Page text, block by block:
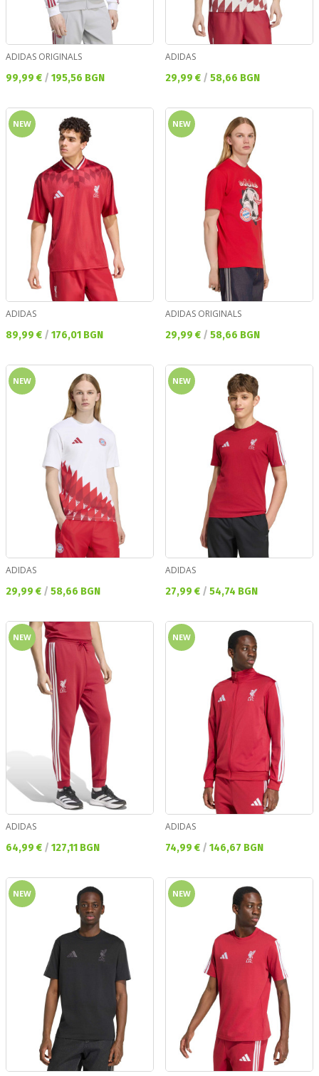
ADIDAS ORIGINALS
Текуща цена:
99,99 € / 195,56 BGN
ADIDAS
Текуща цена:
29,99 € / 58,66 BGN
NEW
ADIDAS
Текуща цена:
89,99 € / 176,01 BGN
NEW
ADIDAS ORIGINALS
Текуща цена:
29,99 € / 58,66 BGN
NEW
ADIDAS
Текуща цена:
29,99 € / 58,66 BGN
NEW
ADIDAS
Текуща цена:
27,99 € / 54,74 BGN
NEW
ADIDAS
Текуща цена:
64,99 € / 127,11 BGN
NEW
ADIDAS
Текуща цена:
74,99 € / 146,67 BGN
NEW NEW